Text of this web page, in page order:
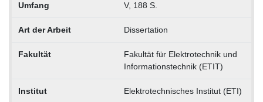
Umfang V, 188 S.
Art der Arbeit Dissertation
Fakultät
Fakultät für Elektrotechnik und
Informationstechnik (ETIT)
Institut Elektrotechnisches Institut (ETI)